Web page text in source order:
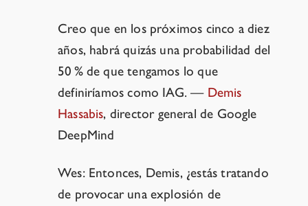
Creo que en los próximos cinco a diez
años, habrá quizás una probabilidad del
50 % de que tengamos lo que
definiríamos como IAG. — Demis
Hassabis, director general de Google
DeepMind
Wes: Entonces, Demis, ¿estás tratando
de provocar una explosión de